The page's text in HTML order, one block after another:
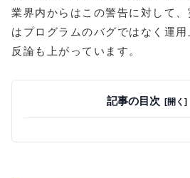
業界内からはこの警告に対して、
はプログラムのバグではなく運
反論も上がっています。
記事の目次